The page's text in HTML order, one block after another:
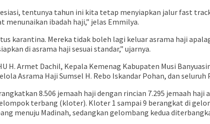
tentunya tahun ini kita tetap menyiapkan jalur fast
menunaikan ibadah haji,” jelas Emmilya.
karantina. Mereka tidak boleh lagi keluar asrama haji
di asrama haji sesuai standar,” ujarnya.
Armet Dachil, Kepala Kemenag Kabupaten Musi
Asrama Haji Sumsel H. Rebo Iskandar Pohan, dan
8.506 jemaah haji dengan rincian 7.295 jemaah haji
terbang (kloter). Kloter 1 sampai 9 berangkat di
menuju Madinah, sedangkan gelombang kedua